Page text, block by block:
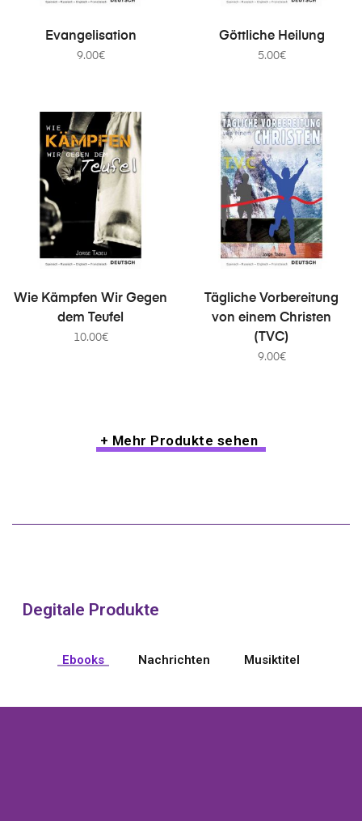
IN DEN WARENKORB
Evangelisation
9.00€
IN DEN WARENKORB
Göttliche Heilung
5.00€
IN DEN WARENKORB
Wie Kämpfen Wir Gegen
dem Teufel
10.00€
IN DEN WARENKORB
Tägliche Vorbereitung
von einem Christen
(TVC)
9.00€
+ Mehr Produkte sehen
Degitale Produkte
Ebooks Nachrichten Musiktitel